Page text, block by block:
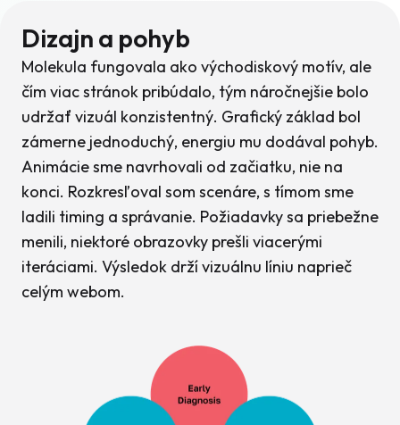
Dizajn a pohyb
Molekula fungovala ako východiskový motív, ale
čím viac stránok pribúdalo, tým náročnejšie bolo
udržať vizuál konzistentný. Grafický základ bol
zámerne jednoduchý, energiu mu dodával pohyb.
Animácie sme navrhovali od začiatku, nie na
konci. Rozkresľoval som scenáre, s tímom sme
ladili timing a správanie. Požiadavky sa priebežne
menili, niektoré obrazovky prešli viacerými
iteráciami. Výsledok drží vizuálnu líniu naprieč
celým webom.